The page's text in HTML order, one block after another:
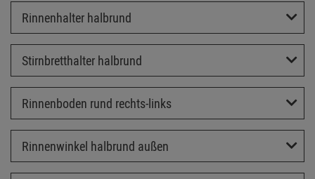
Rinnenhalter halbrund
Stirnbretthalter halbrund
Rinnenboden rund rechts-links
Rinnenwinkel halbrund außen